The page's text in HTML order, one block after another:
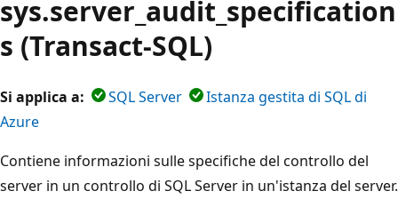
sys.server_audit_specification
s (Transact-SQL)
Si applica a: SQL Server
Istanza gestita di SQL di
Azure
Contiene informazioni sulle specifiche del controllo del
server in un controllo di SQL Server in un'istanza del server.